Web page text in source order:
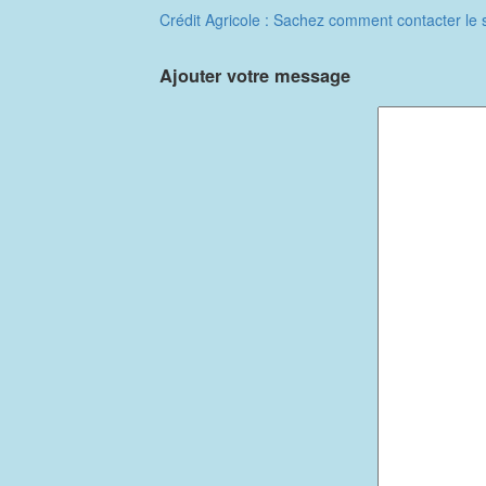
Crédit Agricole : Sachez comment contacter le
Ajouter votre message